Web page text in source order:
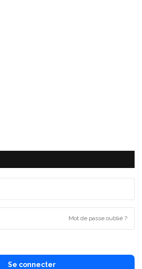
Mot de passe oublié ?
Se connecter